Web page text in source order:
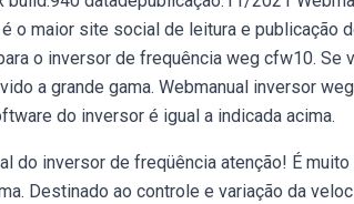
o maior site social de leitura e publicação
o inversor de frequência weg cfw10. Se
a grande gama. Webmanual inversor
do inversor é igual a indicada acima.
do inversor de freqüência atenção! É
Destinado ao controle e variação da